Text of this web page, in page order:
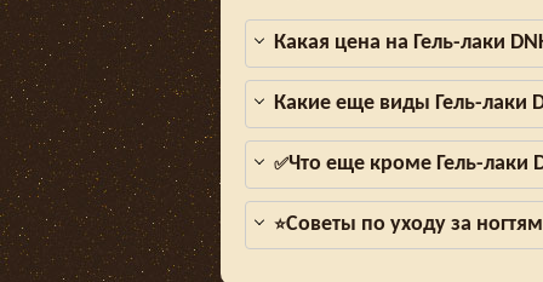
Какая цена на Гель-лаки
Какие еще виды Гель-лаки
✅Что еще кроме Гель-лаки
⭐Советы по уходу за